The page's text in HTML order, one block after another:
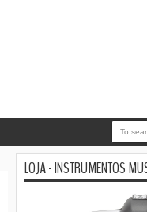
LOJA - INSTRUMENTOS